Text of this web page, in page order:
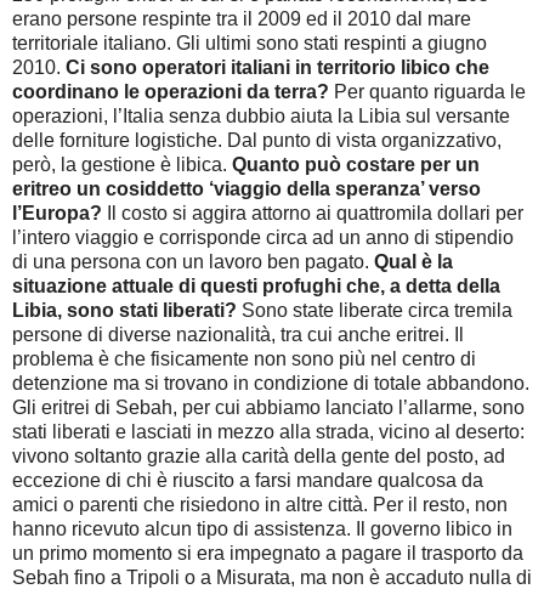
erano persone respinte tra il 2009 ed il 2010 dal mare
territoriale italiano. Gli ultimi sono stati respinti a giugno
2010. Ci sono operatori italiani in territorio libico che
coordinano le operazioni da terra? Per quanto riguarda le
operazioni, l’Italia senza dubbio aiuta la Libia sul versante
delle forniture logistiche. Dal punto di vista organizzativo,
però, la gestione è libica. Quanto può costare per un
eritreo un cosiddetto ‘viaggio della speranza’ verso
l’Europa? Il costo si aggira attorno ai quattromila dollari per
l’intero viaggio e corrisponde circa ad un anno di stipendio
di una persona con un lavoro ben pagato. Qual è la
situazione attuale di questi profughi che, a detta della
Libia, sono stati liberati? Sono state liberate circa tremila
persone di diverse nazionalità, tra cui anche eritrei. Il
problema è che fisicamente non sono più nel centro di
detenzione ma si trovano in condizione di totale abbandono.
Gli eritrei di Sebah, per cui abbiamo lanciato l’allarme, sono
stati liberati e lasciati in mezzo alla strada, vicino al deserto:
vivono soltanto grazie alla carità della gente del posto, ad
eccezione di chi è riuscito a farsi mandare qualcosa da
amici o parenti che risiedono in altre città. Per il resto, non
hanno ricevuto alcun tipo di assistenza. Il governo libico in
un primo momento si era impegnato a pagare il trasporto da
Sebah fino a Tripoli o a Misurata, ma non è accaduto nulla di